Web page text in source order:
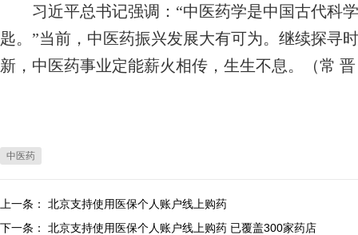
习近平总书记强调：“中医药学是中国古代科
匙。”当前，中医药振兴发展大有可为。继续探寻
新，中医药事业定能薪火相传，生生不息。（常
中医药
上一条： 北京支持使用医保个人账户线上购药
下一条： 北京支持使用医保个人账户线上购药 已覆盖300家药店